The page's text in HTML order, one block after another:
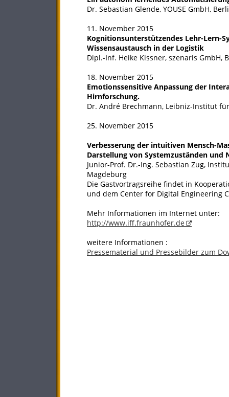
Dr. Sebastian Glende, YOUSE GmbH,
11. November 2015
Kognitionsunterstützendes Lehr-Lern-
Wissensaustausch in der Logistik
Dipl.-Inf. Heike Kissner, szenaris GmbH,
18. November 2015
Emotionssensitive Anpassung der
Hirnforschung.
Dr. André Brechmann, Leibniz-Institut
25. November 2015
Verbesserung der intuitiven Mensch-
Darstellung von Systemzuständen und
Junior-Prof. Dr.-Ing. Sebastian Zug,
Magdeburg
Die Gastvortragsreihe findet in
und dem Center for Digital Engineering
Mehr Informationen im Internet unter:
http://www.iff.fraunhofer.de
weitere Informationen :
Pressematerial und Pressebilder zum